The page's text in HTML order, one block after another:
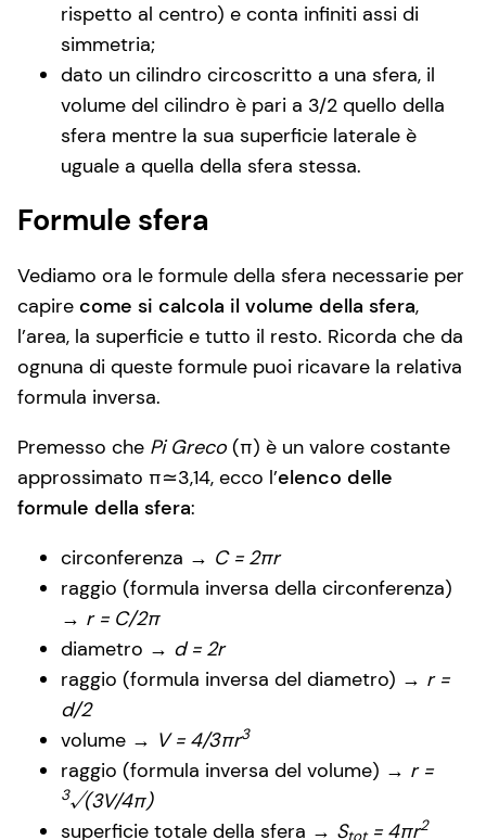
rispetto al centro) e conta infiniti assi di
simmetria;
dato un cilindro circoscritto a una sfera, il
volume del cilindro è pari a 3/2 quello della
sfera mentre la sua superficie laterale è
uguale a quella della sfera stessa.
Formule sfera
Vediamo ora le formule della sfera necessarie per
capire come si calcola il volume della sfera,
l’area, la superficie e tutto il resto. Ricorda che da
ognuna di queste formule puoi ricavare la relativa
formula inversa.
Premesso che Pi Greco (π) è un valore costante
approssimato π≃3,14, ecco l’elenco delle
formule della sfera:
circonferenza → C = 2πr
raggio (formula inversa della circonferenza)
→ r = C/2π
diametro → d = 2r
raggio (formula inversa del diametro) → r =
d/2
volume → V = 4/3πr3
raggio (formula inversa del volume) → r =
3√(3V/4π)
superficie totale della sfera → S = 4πr2